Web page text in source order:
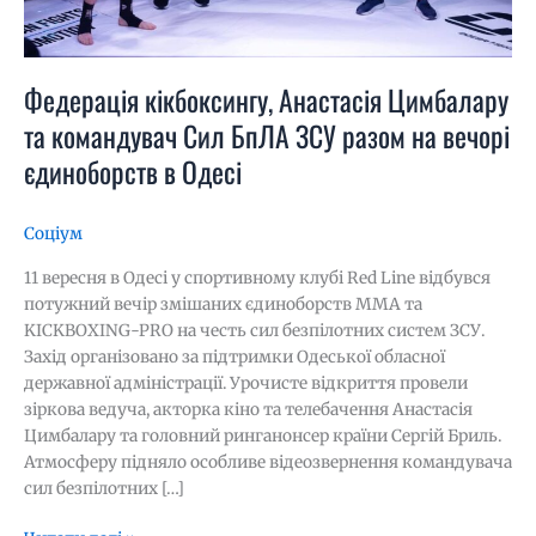
Федерація кікбоксингу, Анастасія Цимбалару
та командувач Сил БпЛА ЗСУ разом на вечорі
єдиноборств в Одесі
Соціум
11 вересня в Одесі у спортивному клубі Red Line відбувся
потужний вечір змішаних єдиноборств ММА та
KICKBOXING-PRO на честь сил безпілотних систем ЗСУ.
Захід організовано за підтримки Одеської обласної
державної адміністрації. Урочисте відкриття провели
зіркова ведуча, акторка кіно та телебачення Анастасія
Цимбалару та головний ринганонсер країни Сергій Бриль.
Атмосферу підняло особливе відеозвернення командувача
сил безпілотних […]
на
вечорі
єдиноборств
в
Одесі